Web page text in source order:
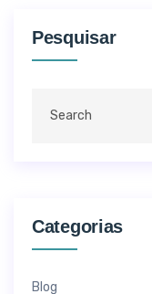
Pesquisar
Categorias
Blog